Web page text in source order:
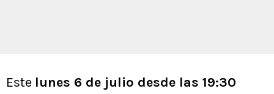
Este lunes 6 de julio desde las 19:30